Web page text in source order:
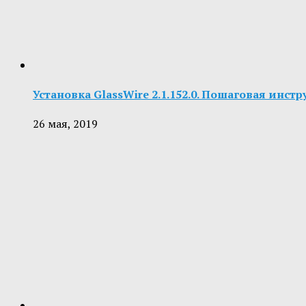
Установка GlassWire 2.1.152.0. Пошаговая
26 мая, 2019